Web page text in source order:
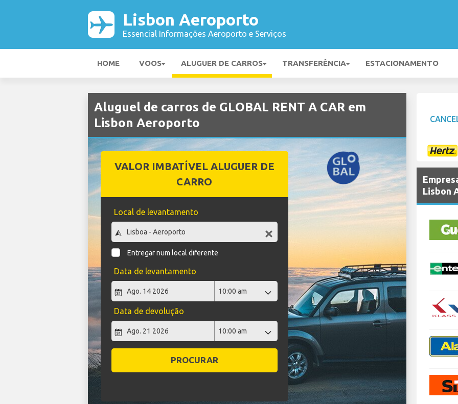
Lisbon Aeroporto
Essencial Informações Aeroporto e Serviços
HOME VOOS ALUGUER DE CARROS TRANSFERÊNCIA ESTACIONAMENTO
Aluguel de carros de GLOBAL RENT A CAR em
Lisbon Aeroporto
VALOR IMBATÍVEL ALUGUER DE
CARRO
Local de levantamento
Entregar num local diferente
Data de levantamento
Data de devolução
PROCURAR
Lisbon